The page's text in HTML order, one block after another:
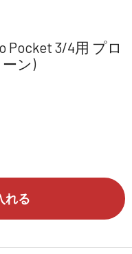
Pocket 3/4用 プロ
ン)
れる